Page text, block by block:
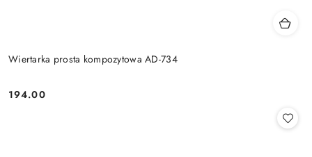
Wiertarka prosta kompozytowa AD-734
Cena:
194.00